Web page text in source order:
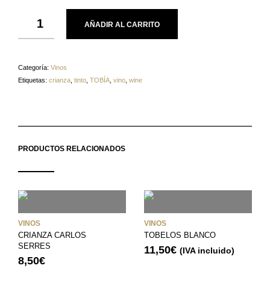
AÑADIR AL CARRITO
Categoría: Vinos
Etiquetas: crianza tinto TOBÍA vino wine
PRODUCTOS RELACIONADOS
VINOS
CRIANZA CARLOS
SERRES
8,50€
VINOS
TOBELOS BLANCO
11,50€ (IVA incluido)